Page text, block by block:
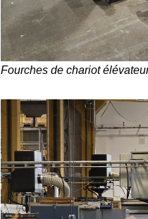
Fourches de chariot